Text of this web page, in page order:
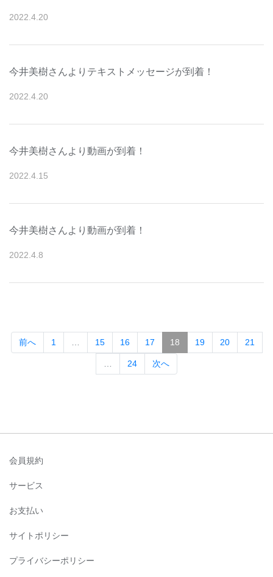
2022 4 20
今井美樹さんよりテキストメッセージが到着！
2022 4 20
今井美樹さんより動画が到着！
2022 4 15
今井美樹さんより動画が到着！
2022 4 8
前へ 1 15 16 17 18(current)
19 20 21
24 次へ
会員規約
サービス
お支払い
サイトポリシー
プライバシーポリシー